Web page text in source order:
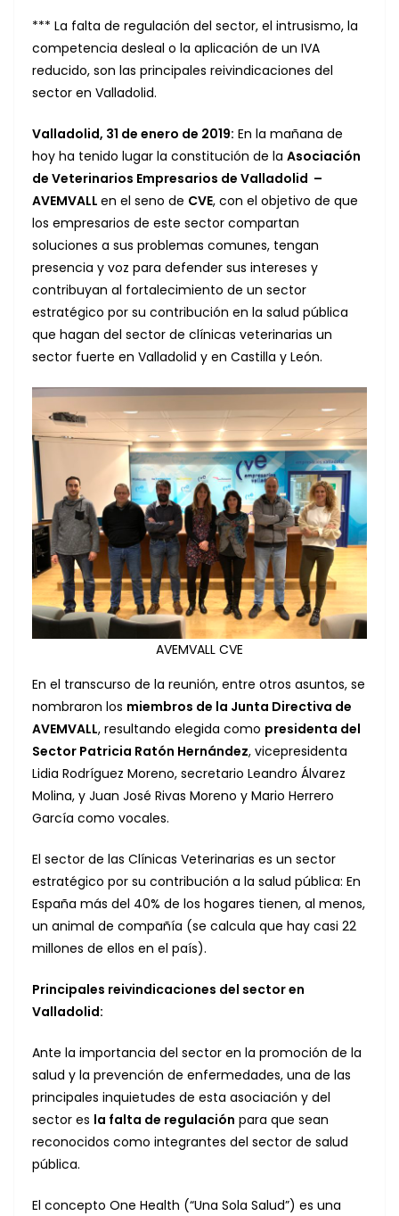
*** La falta de regulación del sector, el intrusismo, la
competencia desleal o la aplicación de un IVA
reducido, son las principales reivindicaciones del
sector en Valladolid.
Valladolid, 31 de enero de 2019: En la mañana de
hoy ha tenido lugar la constitución de la Asociación
de Veterinarios Empresarios de Valladolid –
AVEMVALL en el seno de CVE, con el objetivo de que
los empresarios de este sector compartan
soluciones a sus problemas comunes, tengan
presencia y voz para defender sus intereses y
contribuyan al fortalecimiento de un sector
estratégico por su contribución en la salud pública
que hagan del sector de clínicas veterinarias un
sector fuerte en Valladolid y en Castilla y León.
AVEMVALL CVE
En el transcurso de la reunión, entre otros asuntos, se
nombraron los miembros de la Junta Directiva de
AVEMVALL, resultando elegida como presidenta del
Sector Patricia Ratón Hernández, vicepresidenta
Lidia Rodríguez Moreno, secretario Leandro Álvarez
Molina, y Juan José Rivas Moreno y Mario Herrero
García como vocales.
El sector de las Clínicas Veterinarias es un sector
estratégico por su contribución a la salud pública: En
España más del 40% de los hogares tienen, al menos,
un animal de compañía (se calcula que hay casi 22
millones de ellos en el país).
Principales reivindicaciones del sector en
Valladolid:
Ante la importancia del sector en la promoción de la
salud y la prevención de enfermedades, una de las
principales inquietudes de esta asociación y del
sector es la falta de regulación para que sean
reconocidos como integrantes del sector de salud
pública.
El concepto One Health (“Una Sola Salud”) es una